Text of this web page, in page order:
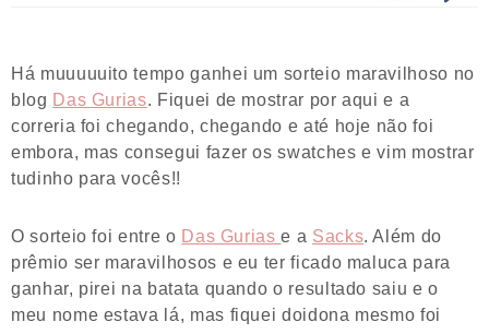
Há muuuuuito tempo ganhei um sorteio maravilhoso no
blog Das Gurias. Fiquei de mostrar por aqui e a
correria foi chegando, chegando e até hoje não foi
embora, mas consegui fazer os swatches e vim mostrar
tudinho para vocês!!
O sorteio foi entre o Das Guriase a Sacks. Além do
prêmio ser maravilhosos e eu ter ficado maluca para
ganhar, pirei na batata quando o resultado saiu e o
meu nome estava lá, mas fiquei doidona mesmo foi